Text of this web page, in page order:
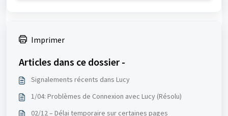
Imprimer
Articles dans ce dossier -
Signalements récents dans Lucy
1/04: Problèmes de Connexion avec Lucy (Résolu)
02/12 – Délai temporaire sur certaines pages